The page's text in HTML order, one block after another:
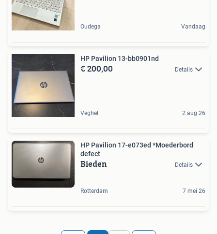
Oudega Vandaag
HP Pavilion 13-bb0901nd
€ 200,00 Details
Veghel 2 aug 26
HP Pavilion 17-e073ed *Moederbord
defect
Bieden Details
Rotterdam 7 mei 26